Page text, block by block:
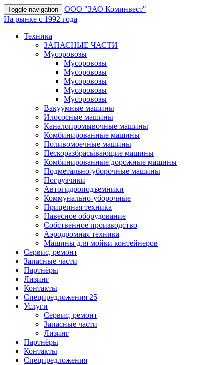
Toggle navigation
OOO "ЗАО Коминвест"
На рынке с 1992 года
Техника
ЗАПАСНЫЕ ЧАСТИ
Мусоровозы
Мусоровозы
Мусоровозы
Мусоровозы
Мусоровозы
Мусоровозы
Вакуумные машины
Илососные машины
Каналопромывочные машины
Комбинированные машины
Поливомоечные машины
Пескоразбрасывающие машины
Комбинированные дорожные машины
Подметально-уборочные машины
Погрузчики
Автогидроподъемники
Коммунально-уборочные
Прицепная техника
Навесное оборудование
Собственное производство
Аэродромная техника
Машины для мойки контейнеров
Сервис, ремонт
Запасные части
Партнёры
Лизинг
Контакты
Спецпредложения 25
Услуги
Сервис, ремонт
Запасные части
Лизинг
Партнёры
Контакты
Спецпредложения